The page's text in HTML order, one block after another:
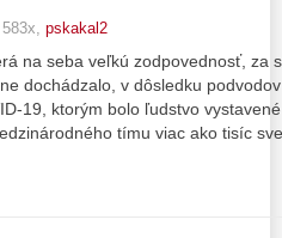
pskakal2
na seba veľkú zodpovednosť, za
dochádzalo, v dôsledku
19, ktorým bolo ľudstvo
tímu viac ako tisíc